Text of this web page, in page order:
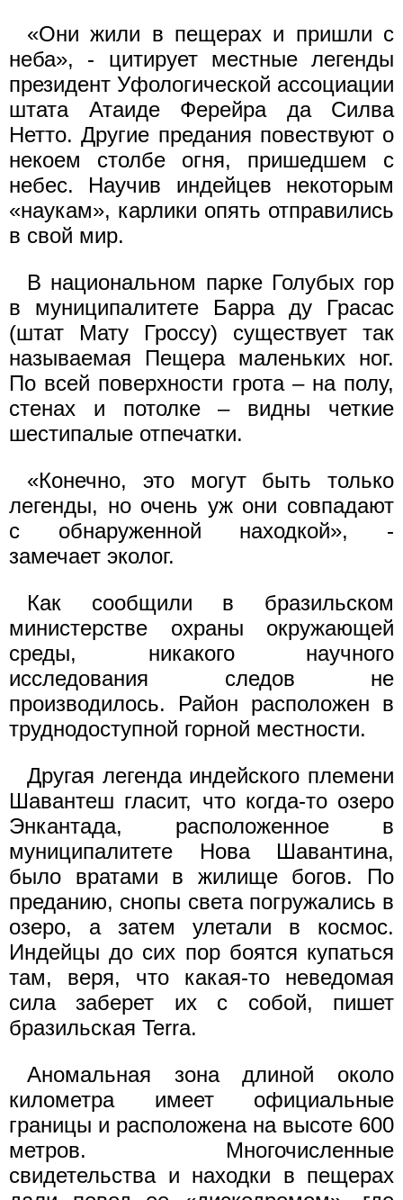
«Они жили в пещерах и пришли с
неба», - цитирует местные легенды
президент Уфологической ассоциации
штата Атаиде Ферейра да Силва
Нетто. Другие предания повествуют о
некоем столбе огня, пришедшем с
небес. Научив индейцев некоторым
«наукам», карлики опять отправились
в свой мир.
В национальном парке Голубых гор
в муниципалитете Барра ду Грасас
(штат Мату Гроссу) существует так
называемая Пещера маленьких ног.
По всей поверхности грота – на полу,
стенах и потолке – видны четкие
шестипалые отпечатки.
«Конечно, это могут быть только
легенды, но очень уж они совпадают
с обнаруженной находкой», -
замечает эколог.
Как сообщили в бразильском
министерстве охраны окружающей
среды, никакого научного
исследования следов не
производилось. Район расположен в
труднодоступной горной местности.
Другая легенда индейского племени
Шавантеш гласит, что когда-то озеро
Энкантада, расположенное в
муниципалитете Нова Шавантина,
было вратами в жилище богов. По
преданию, снопы света погружались в
озеро, а затем улетали в космос.
Индейцы до сих пор боятся купаться
там, веря, что какая-то неведомая
сила заберет их с собой, пишет
бразильская Terra.
Аномальная зона длиной около
километра имеет официальные
границы и расположена на высоте 600
метров. Многочисленные
свидетельства и находки в пещерах